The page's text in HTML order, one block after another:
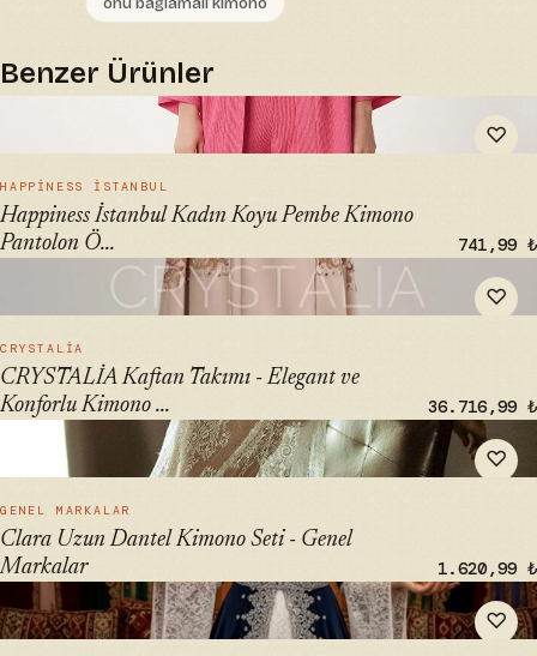
Benzer Ürünler
♡
" alt="Happiness İstanbul Kadın Koyu Pembe Kimono
Pantolon Örme Takımı | BY00050" loading="lazy">
HAPPINESS İSTANBUL
Happiness İstanbul Kadın Koyu Pembe Kimono
Pantolon Ö...
741,99 ₺
♡
" alt="CRYSTALİA Kaftan Takımı - Elegant ve Konforlu
Kimono Seti" loading="lazy">
CRYSTALİA
CRYSTALİA Kaftan Takımı - Elegant ve
Konforlu Kimono ...
36.716,99 ₺
♡
" alt="Clara Uzun Dantel Kimono Seti - Genel Markalar"
loading="lazy">
GENEL MARKALAR
Clara Uzun Dantel Kimono Seti - Genel
Markalar
1.620,99 ₺
♡
" alt="atölyekaftanbutik Lacivert Kaftan 6 Parça Takım Kına
Elbisesi" loading="lazy">